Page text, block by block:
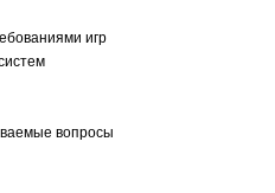
игр
вопросы